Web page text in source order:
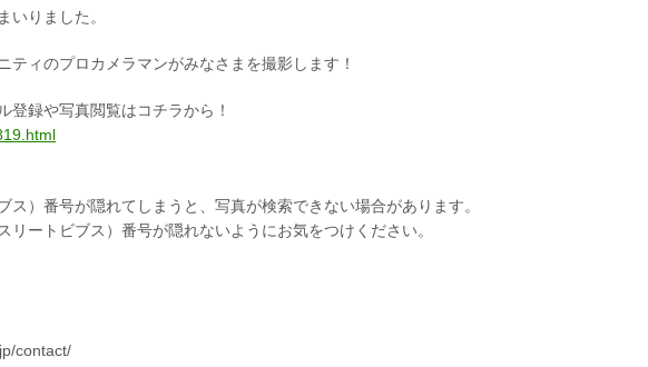
いりました。
ティのプロカメラマンがみなさまを撮影します！
登録や写真閲覧はコチラから！
ス）番号が隠れてしまうと、写真が検索できない場合があります。
リートビブス）番号が隠れないようにお気をつけください。
contact/